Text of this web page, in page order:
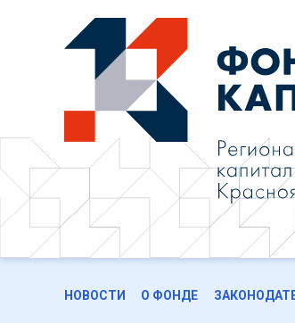
НОВОСТИ О ФОНДЕ